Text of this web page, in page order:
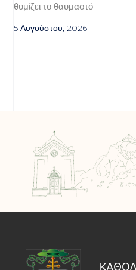
θυμίζει το θαυμαστό
5 Αυγούστου, 2026